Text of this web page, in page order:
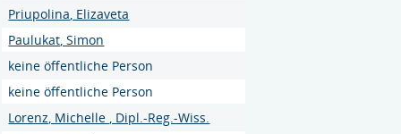
Priupolina, Elizaveta
Paulukat, Simon
keine öffentliche Person
keine öffentliche Person
Lorenz, Michelle , Dipl.-Reg.-Wiss.